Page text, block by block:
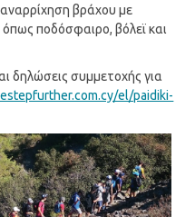
βράχου με
ποδόσφαιρο, βόλεϊ και
δηλώσεις συμμετοχής για
el/paidiki-